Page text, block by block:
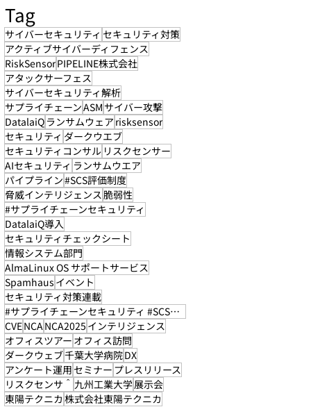
Tag
サイバーセキュリティ セキュリティ対策
アクティブサイバーディフェンス
RiskSensorPIPELINE株式会社
アタックサーフェス
サイバーセキュリティ解析
サプライチェーンASM サイバー攻撃
DatalaiQ ランサムウェア risksensor
セキュリティ ダークウエブ
セキュリティコンサル リスクセンサー
AIセキュリティ ランサムウエア
パイプライン#SCS評価制度
脅威インテリジェンス脆弱性
#サプライチェーンセキュリティ
DatalaiQ導入
セキュリティチェックシート
情報システム部門
AlmaLinux OS サポートサービス
Spamhaus イベント
セキュリティ対策連載
#サプライチェーンセキュリティ #SCS評価制度
CVENCANCA2025 インテリジェンス
オフィスツアー オフィス訪問
ダークウェブ千葉大学病院DX
アンケート運用 セミナー プレスリリース
リスクセンサ＾ 九州工業大学展示会
東陽テクニカ 株式会社東陽テクニカ